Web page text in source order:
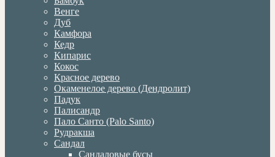
Венге
Дуб
Камфора
Кедр
Кипарис
Кокос
Красное дерево
Окаменелое дерево (Дендролит)
Падук
Палисандр
Пало Санто (Palo Santo)
Рудракша
Сандал
Сандаловые бусы